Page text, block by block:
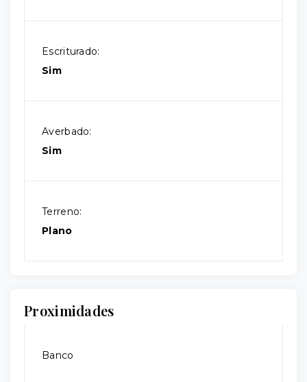
Escriturado:
Sim
Averbado:
Sim
Terreno:
Plano
Proximidades
Banco